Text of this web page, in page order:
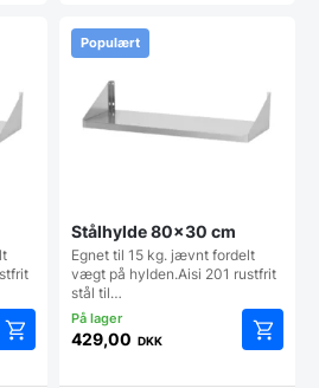
Populært
Stålhylde 80×30 cm
Egnet til 15 kg. jævnt fordelt
vægt på hylden.Aisi 201 rustfrit
stål til…
429,00 DKK